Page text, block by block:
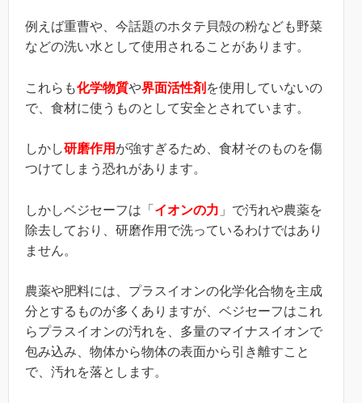
例えば重曹や、今話題のホタテ貝殻の粉なども野菜
などの洗い水として使用されることがあります。
これらも化学物質や界面活性剤 を使用していないの
で、食材に使うものとして安全とされています。
しかし研磨作用 が強すぎるため、食材そのものを傷
つけてしまう恐れがあります。
しかしベジセーフは「 イオンの力 」で汚れや農薬を
除去しており、研磨作用で洗っているわけではあり
ません。
農薬や肥料には、プラスイオンの化学化合物を主成
分とするものが多くありますが、ベジセーフはこれ
らプラスイオンの汚れを、多量のマイナスイオンで
包み込み、物体から物体の表面から引き離すこと
で、汚れを落とします。